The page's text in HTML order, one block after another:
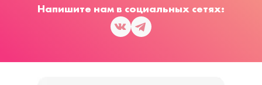
Напишите нам в социальных сетях: